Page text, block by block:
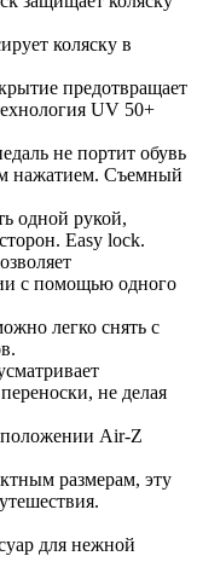
коляску в
предотвращает
UV 50+
не портит обувь
нажатием. Съемный
одной рукой,
Easy lock.
с помощью одного
легко снять с
не делая
Air-Z
размерам, эту
для нежной